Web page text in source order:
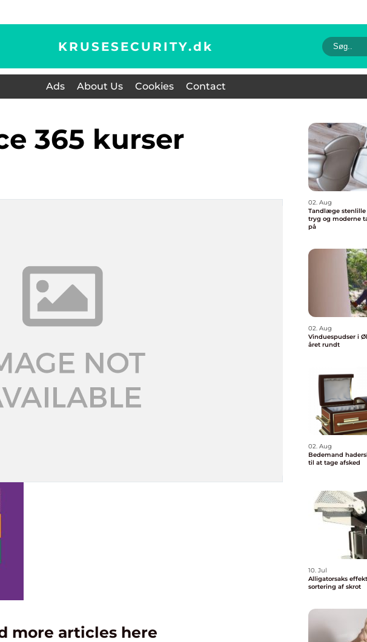
KRUSESECURITY.dk
Ads About Us Cookies Contact
365 kurser
more articles here
02. Aug
Tandlæge stenlille sådan finder du
tryg og moderne
på
02. Aug
Vinduespudser i
året rundt
02. Aug
Bedemand haderslev sådan får
til at tage afsked
10. Jul
Alligatorsaks effektiv opskæring og
sortering af skrot